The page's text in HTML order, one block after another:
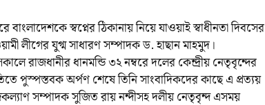
স্বপ্নের ঠিকানায় নিয়ে যাওয়াই স্বাধীনতা দিবসের
লীগের যুগ্ম সাধারণ সম্পাদক ড. হাছান মাহমুদ।
রাজধানীর ধানমন্ডি ৩২ নম্বরে দলের কেন্দ্রীয় নেতৃবৃন্দের
পুস্পস্তবক অর্পণ শেষে তিনি সাংবাদিকদের কাছে এ প্রত্যয়
সম্পাদক সুজিত রায় নন্দীসহ দলীয় নেতৃবৃন্দ এসময়